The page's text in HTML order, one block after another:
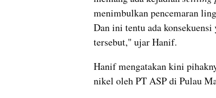
menimbulkan pencemaran
Dan ini tentu ada
tersebut," ujar Hanif.
Hanif mengatakan kini
nikel oleh PT ASP di Pulau